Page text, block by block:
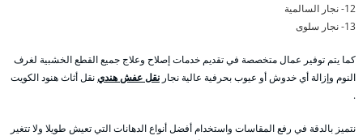
12- نجار السالمية
13- نجار سلوى
كما يتم توفير عمال متخصصة في تقديم خدمات إصلاح وعلاج جميع القطع الخشبية لغرف
النوم وإزالة أي خدوش أو عيوب بحرفية عالية نجار نقل عفش هندينقل أثاث هنود الكويت
.
نتميز بالدقة في رفع المقاسات واستخدام أفضل أنواع الدهانات التي تعيش طويلا ولا تتغير